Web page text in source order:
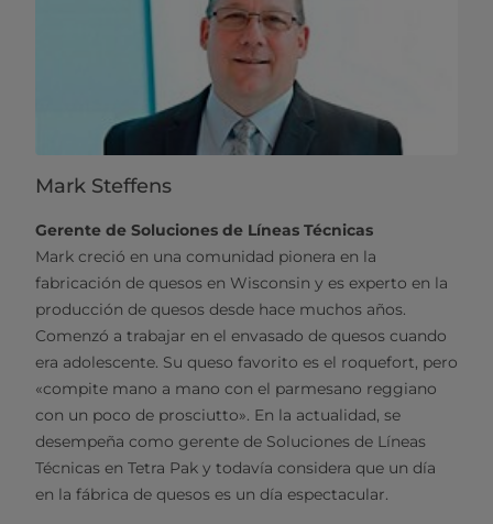
Mark Steffens
Gerente de Soluciones de Líneas Técnicas
Mark creció en una comunidad pionera en la
fabricación de quesos en Wisconsin y es experto en la
producción de quesos desde hace muchos años.
Comenzó a trabajar en el envasado de quesos cuando
era adolescente. Su queso favorito es el roquefort, pero
«compite mano a mano con el parmesano reggiano
con un poco de prosciutto». En la actualidad, se
desempeña como gerente de Soluciones de Líneas
Técnicas en Tetra Pak y todavía considera que un día
en la fábrica de quesos es un día espectacular.